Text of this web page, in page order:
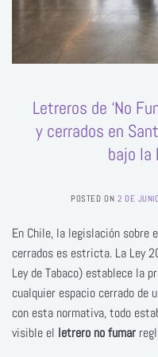
Letreros de ‘No
y cerrados en
bajo la
POSTED ON 2 DE
En Chile, la legislación sobre
cerrados es estricta. La Ley
Ley de Tabaco) establece la
cualquier espacio cerrado de
con esta normativa, todo
visible el letrero no fumar